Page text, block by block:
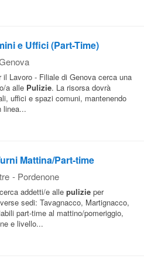
e Uffici (Part-Time)
Lavoro - Filiale di Genova cerca una
a alle Pulizie. La risorsa dovrà
uffici e spazi comuni, mantenendo
linea...
Mattina/Part-time
- Pordenone
addetti/e alle pulizie per
sedi: Tavagnacco, Martignacco,
part-time al mattino/pomeriggio,
e livello...